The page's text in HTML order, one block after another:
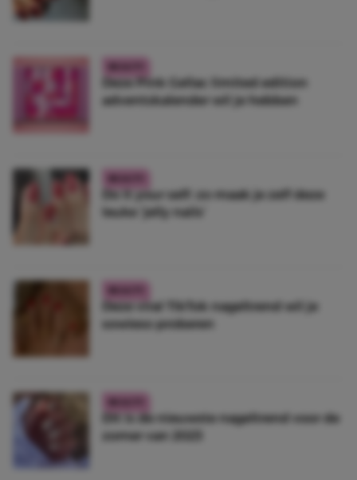
Deze Pink Gellac limited edition
adventskalender wil je hebben
Do it your self: zo maak je zelf deze
leuke ‘jelly nails’
Deze viral TikTok nageltrend wil je
sowieso proberen
Dit is de nieuwste nageltrend voor de
zomer van 2023